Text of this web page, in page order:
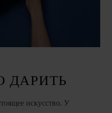
ДАРИТЬ
искусство. У